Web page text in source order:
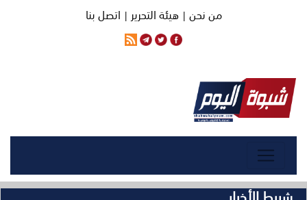
من نحن |هيئة التحرير | اتصل بنا